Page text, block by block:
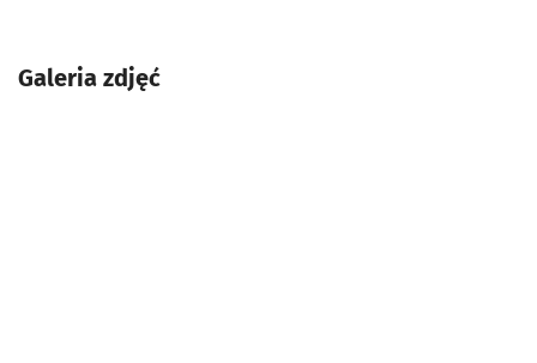
Galeria zdjęć